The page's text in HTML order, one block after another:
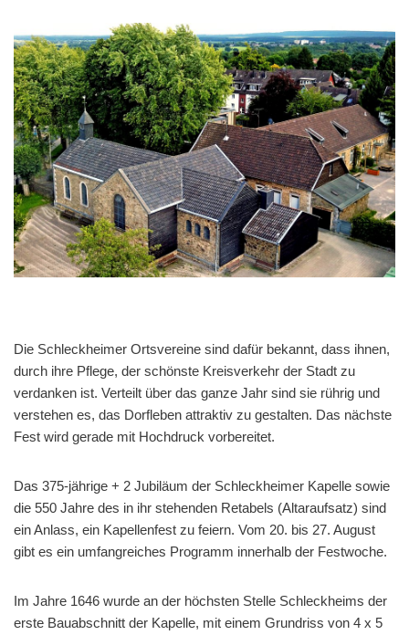
Die Schleckheimer Ortsvereine sind dafür bekannt, dass ihnen,
durch ihre Pflege, der schönste Kreisverkehr der Stadt zu
verdanken ist. Verteilt über das ganze Jahr sind sie rührig und
verstehen es, das Dorfleben attraktiv zu gestalten. Das nächste
Fest wird gerade mit Hochdruck vorbereitet.
Das 375-jährige + 2 Jubiläum der Schleckheimer Kapelle sowie
die 550 Jahre des in ihr stehenden Retabels (Altaraufsatz) sind
ein Anlass, ein Kapellenfest zu feiern. Vom 20. bis 27. August
gibt es ein umfangreiches Programm innerhalb der Festwoche.
Im Jahre 1646 wurde an der höchsten Stelle Schleckheims der
erste Bauabschnitt der Kapelle, mit einem Grundriss von 4 x 5